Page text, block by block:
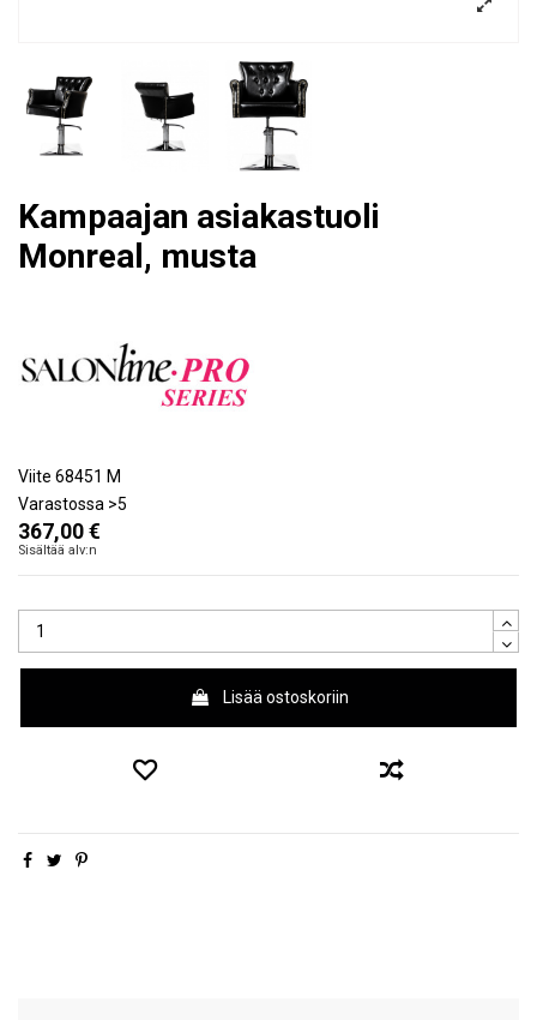
Kampaajan asiakastuoli
Monreal, musta
Viite 68451 M
Varastossa >5
367,00 €
Sisältää alv:n
Lisää ostoskoriin